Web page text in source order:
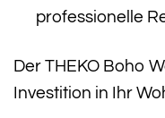
professionelle
Der THEKO Boho
Investition in Ihr